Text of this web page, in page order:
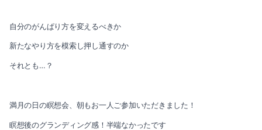
自分のがんぱり方を変えるべきか
新たなやり方を模索し押し通すのか
それとも…？
満月の日の瞑想会、朝もお一人ご参加いただきました！
瞑想後のグランディング感！半端なかったです